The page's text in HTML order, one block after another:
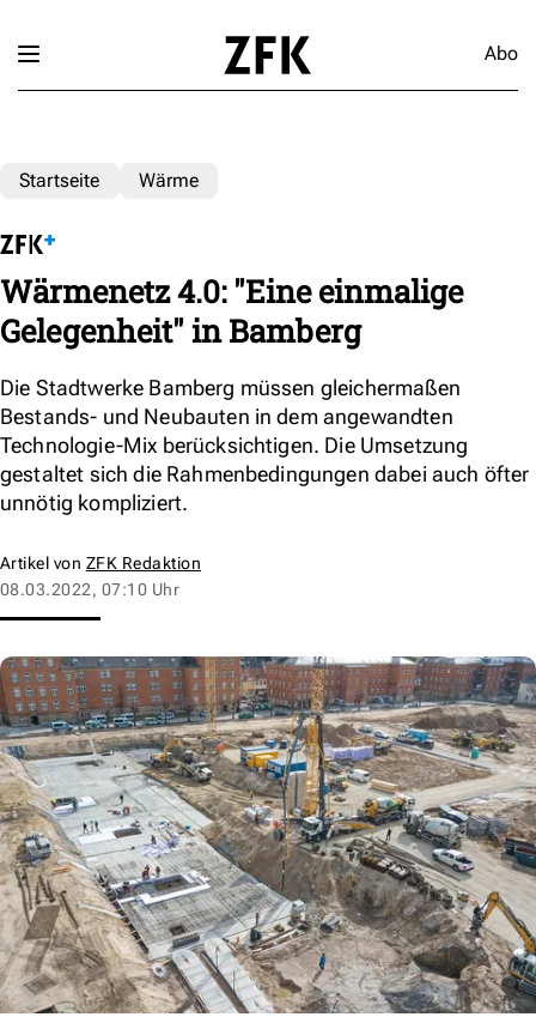
Abo
Startseite Wärme
Wärmenetz 4.0: "Eine einmalige
Gelegenheit" in Bamberg
Die Stadtwerke Bamberg müssen gleichermaßen
Bestands- und Neubauten in dem angewandten
Technologie-Mix berücksichtigen. Die Umsetzung
gestaltet sich die Rahmenbedingungen dabei auch öfter
unnötig kompliziert.
Artikel von ZFK Redaktion
08.03.2022, 07:10 Uhr